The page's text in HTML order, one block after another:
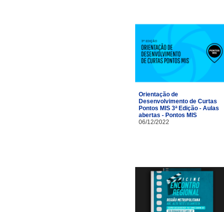
Orientação de
Desenvolvimento de Curtas
Pontos MIS 3ª Edição - Aulas
abertas - Pontos MIS
06/12/2022